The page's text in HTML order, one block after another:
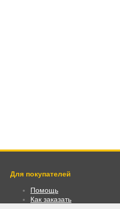
Для покупателей
Помощь
Как заказать